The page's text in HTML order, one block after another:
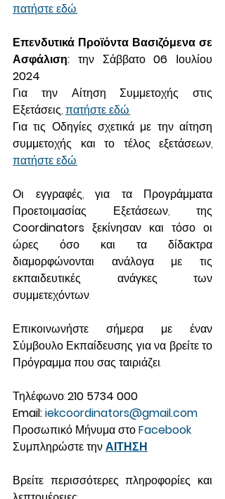
πατήστε εδώ.
Επενδυτικά Προϊόντα Βασιζόμενα σε
Ασφάλιση: την Σάββατο 06
2024
Για την Αίτηση Συμμετοχής στις
Εξετάσεις, πατήστε εδώ.
Για τις Οδηγίες σχετικά με την αίτηση
πατήστε εδώ.
Οι εγγραφές, για τα Προγράμματα
Coordinators ξεκίνησαν και τόσο οι
ώρες όσο και τα δίδακτρα
διαμορφώνονται ανάλογα με τις
εκπαιδευτικές ανάγκες των
συμμετεχόντων.
Επικοινωνήστε σήμερα με έναν
Σύμβουλο Εκπαίδευσης για να βρείτε το
Πρόγραμμα που σας ταιριάζει.
Τηλέφωνο: 210 5734 000
Email: iekcoordinators@gmail.com
Προσωπικό Μήνυμα στο Facebook
Συμπληρώστε την ΑΙΤΗΣΗ
Βρείτε περισσότερες πληροφορίες και